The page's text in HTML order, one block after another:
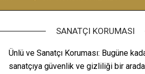
SANATÇI KORUMASI
Ünlü ve Sanatçı Koruması: Bugüne
sanatçıya güvenlik ve gizliliği bir